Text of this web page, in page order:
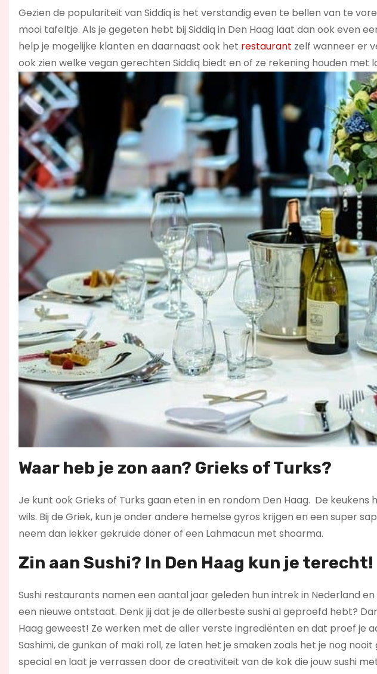
Gezien de populariteit van Siddiq is het verstandig even te bellen van te
mooi tafeltje. Als je gegeten hebt bij Siddiq in Den Haag laat dan ook even
help je mogelijke klanten en daarnaast ook het restaurant zelf wanneer er
ook zien welke vegan gerechten Siddiq biedt en of ze rekening houden
Waar heb je zon aan? Grieks of Turks?
Je kunt ook Grieks of Turks gaan eten in en rondom Den Haag. De
wils. Bij de Griek, kun je onder andere hemelse gyros krijgen en een super
neem dan lekker gekruide döner of een Lahmacun met shoarma.
Zin aan Sushi? In Den Haag kun je terecht!
Sushi restaurants namen een aantal jaar geleden hun intrek in Nederland
een nieuwe ontstaat. Denk jij dat je de allerbeste sushi al geproefd hebt?
Haag geweest! Ze werken met de aller verste ingrediënten en dat proef je
Sashimi, de gunkan of maki roll, ze laten het je smaken zoals het je nog
special en laat je verrassen door de creativiteit van de kok die jouw sushi